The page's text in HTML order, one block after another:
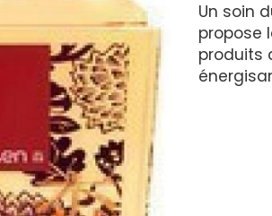
Un soin
propose
produits